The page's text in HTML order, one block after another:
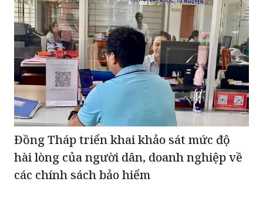
Đồng Tháp triển khai khảo sát mức độ
hài lòng của người dân, doanh nghiệp về
các chính sách bảo hiểm